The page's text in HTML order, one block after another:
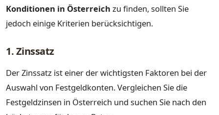
Konditionen in Österreich zu finden, sollten Sie
jedoch einige Kriterien berücksichtigen.
1. Zinssatz
Der Zinssatz ist einer der wichtigsten Faktoren bei der
Auswahl von Festgeldkonten. Vergleichen Sie die
Festgeldzinsen in Österreich und suchen Sie nach den